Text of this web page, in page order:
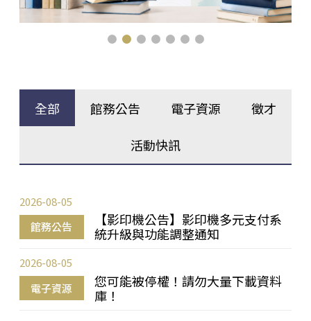
全部 館務公告 電子資源 徵才
活動快訊
館務公告
【影印機公告】影印機多元支付系
統升級與功能調整通知
2026-08-05
電子資源
您可能被停權！請勿大量下載資料
庫！
2026-08-05